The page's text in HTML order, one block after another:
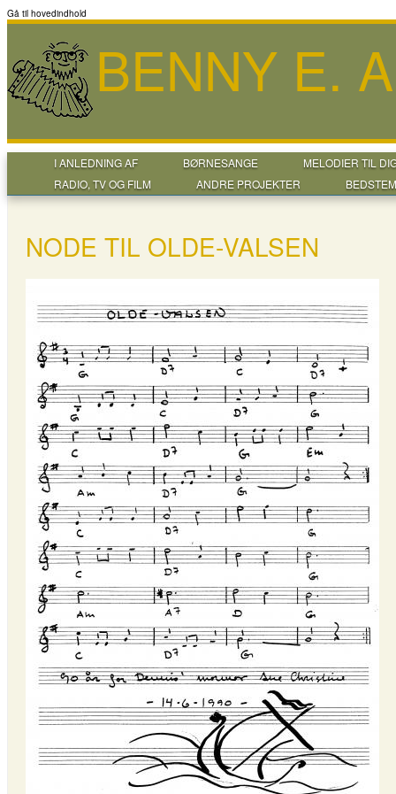
Gå til hovedindhold
BENNY E.
I ANLEDNING AF BØRNESANGE
MELODIER TIL
RADIO, TV OG FILM
ANDRE PROJEKTER
NODE TIL OLDE-VALSEN